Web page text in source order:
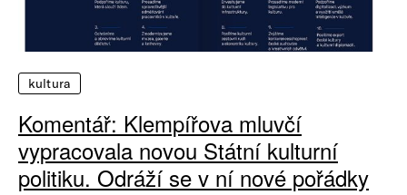
kultura
Komentář: Klempířova mluvčí
vypracovala novou Státní kulturní
politiku. Odráží se v ní nové pořádky